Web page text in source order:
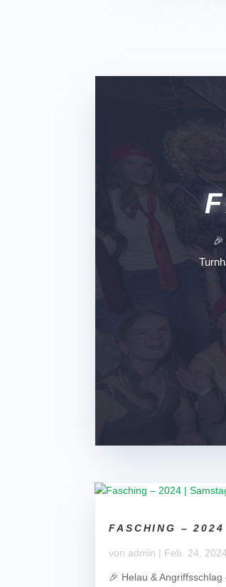
FASCHING –
von admin | Feb. 24, 2024
🎉 Helau &